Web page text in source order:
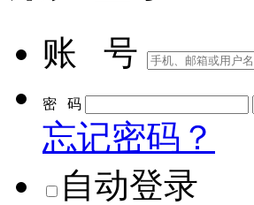
账 号
密 码
忘记密码？
自动登录